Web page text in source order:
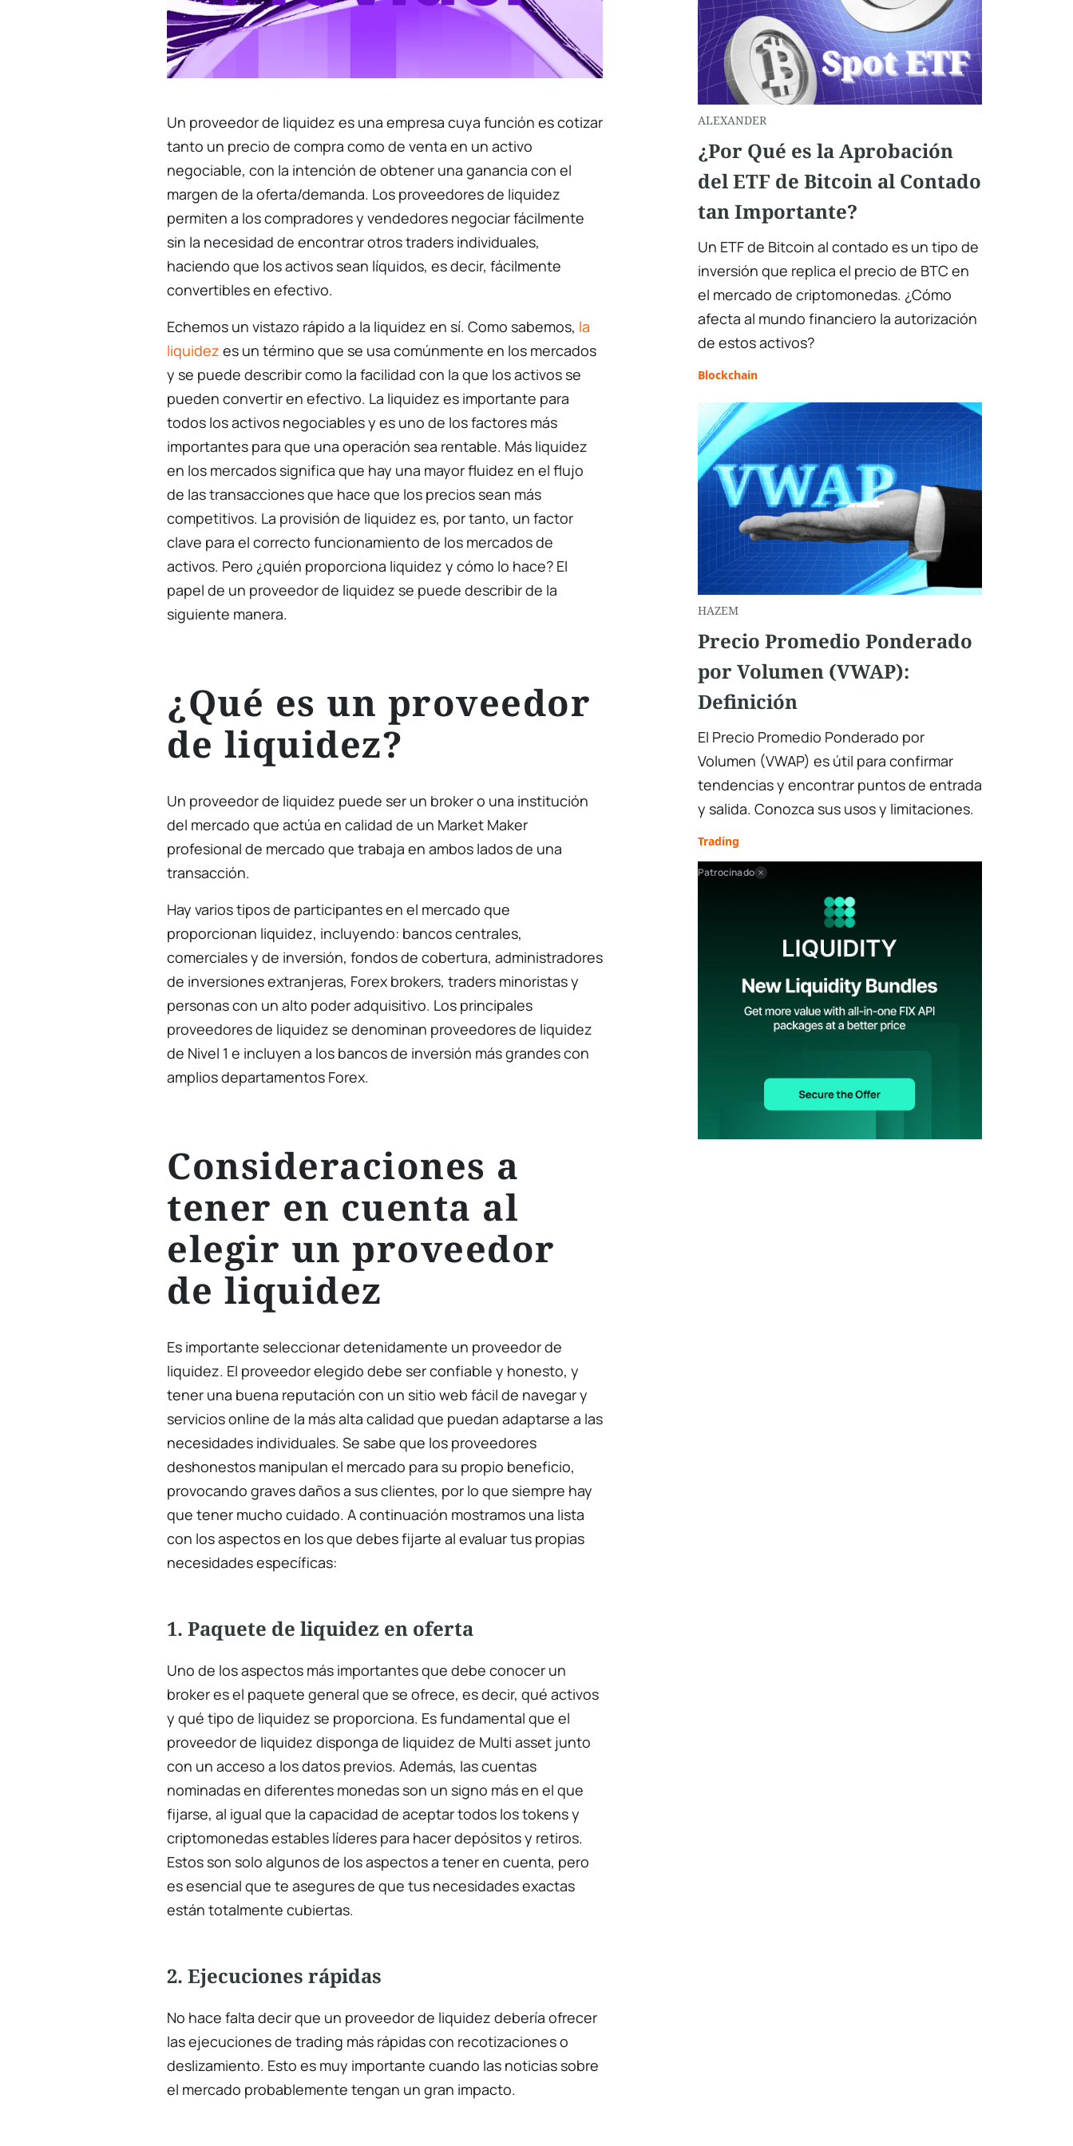
Un proveedor de liquidez es una empresa cuya función es cotizar
tanto un precio de compra como de venta en un activo
negociable, con la intención de obtener una ganancia con el
margen de la oferta/demanda. Los proveedores de liquidez
permiten a los compradores y vendedores negociar fácilmente
sin la necesidad de encontrar otros traders individuales,
haciendo que los activos sean líquidos, es decir, fácilmente
convertibles en efectivo.
Echemos un vistazo rápido a la liquidez en sí. Como sabemos, la
liquidez es un término que se usa comúnmente en los mercados
y se puede describir como la facilidad con la que los activos se
pueden convertir en efectivo. La liquidez es importante para
todos los activos negociables y es uno de los factores más
importantes para que una operación sea rentable. Más liquidez
en los mercados significa que hay una mayor fluidez en el flujo
de las transacciones que hace que los precios sean más
competitivos. La provisión de liquidez es, por tanto, un factor
clave para el correcto funcionamiento de los mercados de
activos. Pero ¿quién proporciona liquidez y cómo lo hace? El
papel de un proveedor de liquidez se puede describir de la
siguiente manera.
¿Qué es un proveedor
de liquidez?
Un proveedor de liquidez puede ser un broker o una institución
del mercado que actúa en calidad de un Market Maker
profesional de mercado que trabaja en ambos lados de una
transacción.
Hay varios tipos de participantes en el mercado que
proporcionan liquidez, incluyendo: bancos centrales,
comerciales y de inversión, fondos de cobertura, administradores
de inversiones extranjeras, Forex brokers, traders minoristas y
personas con un alto poder adquisitivo. Los principales
proveedores de liquidez se denominan proveedores de liquidez
de Nivel 1 e incluyen a los bancos de inversión más grandes con
amplios departamentos Forex.
Consideraciones a
tener en cuenta al
elegir un proveedor
de liquidez
Es importante seleccionar detenidamente un proveedor de
liquidez. El proveedor elegido debe ser confiable y honesto, y
tener una buena reputación con un sitio web fácil de navegar y
servicios online de la más alta calidad que puedan adaptarse a las
necesidades individuales. Se sabe que los proveedores
deshonestos manipulan el mercado para su propio beneficio,
provocando graves daños a sus clientes, por lo que siempre hay
que tener mucho cuidado. A continuación mostramos una lista
con los aspectos en los que debes fijarte al evaluar tus propias
necesidades específicas:
1. Paquete de liquidez en oferta
Uno de los aspectos más importantes que debe conocer un
broker es el paquete general que se ofrece, es decir, qué activos
y qué tipo de liquidez se proporciona. Es fundamental que el
proveedor de liquidez disponga de liquidez de Multi asset junto
con un acceso a los datos previos. Además, las cuentas
nominadas en diferentes monedas son un signo más en el que
fijarse, al igual que la capacidad de aceptar todos los tokens y
criptomonedas estables líderes para hacer depósitos y retiros.
Estos son solo algunos de los aspectos a tener en cuenta, pero
es esencial que te asegures de que tus necesidades exactas
están totalmente cubiertas.
2. Ejecuciones rápidas
No hace falta decir que un proveedor de liquidez debería ofrecer
las ejecuciones de trading más rápidas con recotizaciones o
deslizamiento. Esto es muy importante cuando las noticias sobre
el mercado probablemente tengan un gran impacto.
ALEXANDER
¿Por Qué es la Aprobación
del ETF de Bitcoin al Contado
tan Importante?
Un ETF de Bitcoin al contado es un tipo de
inversión que replica el precio de BTC en
el mercado de criptomonedas. ¿Cómo
afecta al mundo financiero la autorización
de estos activos?
Blockchain
HAZEM
Precio Promedio Ponderado
por Volumen (VWAP):
Definición
El Precio Promedio Ponderado por
Volumen (VWAP) es útil para confirmar
tendencias y encontrar puntos de entrada
y salida. Conozca sus usos y limitaciones.
Trading
Patrocinado